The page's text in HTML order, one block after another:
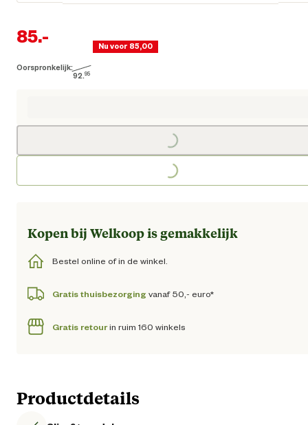
Oorspronkelijk:
92.95
85.-
Huidige prijs € 85,00
Nu voor 85,00
Loading...
Loading...
Kopen bij Welkoop is gemakkelijk
Bestel online of in de winkel.
Gratis thuisbezorging vanaf 50,- euro*
Gratis retourin ruim 160 winkels
Productdetails